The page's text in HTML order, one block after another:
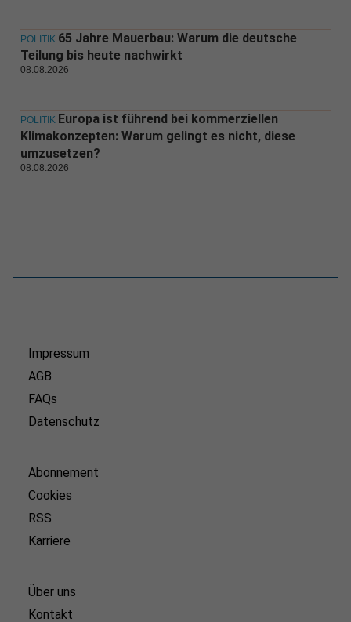
POLITIK 65 Jahre Mauerbau: Warum die deutsche
Teilung bis heute nachwirkt
08.08.2026
POLITIK Europa ist führend bei kommerziellen
Klimakonzepten: Warum gelingt es nicht, diese
umzusetzen?
08.08.2026
Impressum
AGB
FAQs
Datenschutz
Abonnement
Cookies
RSS
Karriere
Über uns
Kontakt